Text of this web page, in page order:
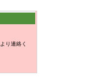
より連絡く